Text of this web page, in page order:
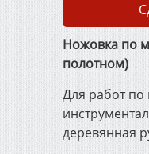
Ножовка по
полотном)
Для работ по
деревянная